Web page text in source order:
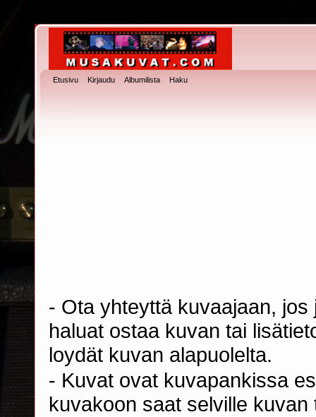
Etusivu Kirjaudu Albumilista Haku
- Ota yhteyttä kuvaajaan,
haluat ostaa kuvan tai
loydät kuvan alapuolelta.
- Kuvat ovat kuvapankissa
kuvakoon saat selville